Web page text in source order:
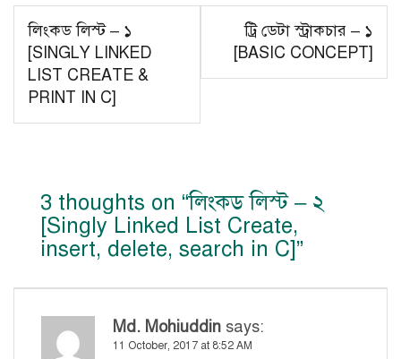
Post
navigation
লিংকড লিস্ট – ১
[SINGLY LINKED
LIST CREATE &
PRINT IN C]
ট্রি ডেটা স্ট্রাকচার – ১
[BASIC CONCEPT]
3 thoughts on “লিংকড লিস্ট – ২
[Singly Linked List Create,
insert, delete, search in C]”
Md. Mohiuddin says:
11 October, 2017 at 8:52 AM